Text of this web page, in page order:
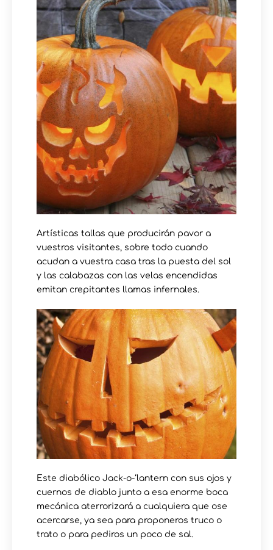
Artísticas tallas que producirán pavor a
vuestros visitantes, sobre todo cuando
acudan a vuestra casa tras la puesta del sol
y las calabazas con las velas encendidas
emitan crepitantes llamas infernales.
Este diabólico Jack-o-‘lantern con sus ojos y
cuernos de diablo junto a esa enorme boca
mecánica aterrorizará a cualquiera que ose
acercarse, ya sea para proponeros truco o
trato o para pediros un poco de sal.